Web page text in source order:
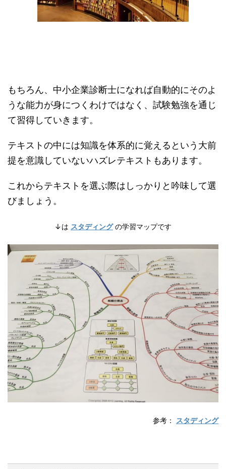
もちろん、中小企業診断士になれば自動的にそのよ
うな能力が身につくわけではなく、試験勉強を通じ
て習得していきます。
テキストの中には知識を体系的に覚えるという大前
提を意識していないハズレテキストもあります。
これからテキストを選ぶ際はしっかりと吟味して選
びましょう。
↓は スタディング の学習マップです
参考： スタディング